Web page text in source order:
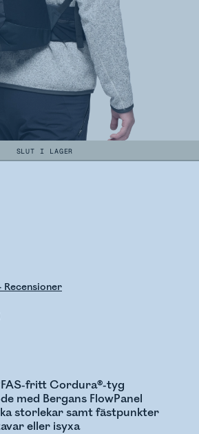
SLUT I LAGER
Recensioner
fritt Cordura®-tyg
med Bergans FlowPanel
storlekar samt fästpunkter
eller isyxa